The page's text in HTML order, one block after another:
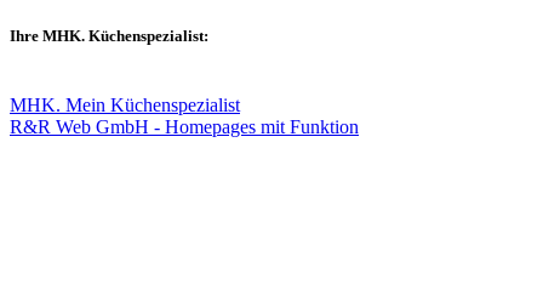
Ihre MHK. Küchenspezialist:
MHK. Mein Küchenspezialist
R&R Web GmbH - Homepages mit Funktion